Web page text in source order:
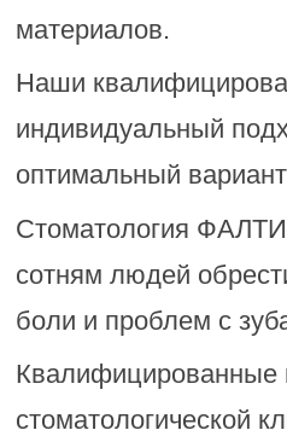
материалов.
Наши
индивидуальный
оптимальный
Стоматология
сотням людей
боли и проблем с
Квалифицированные
стоматологической